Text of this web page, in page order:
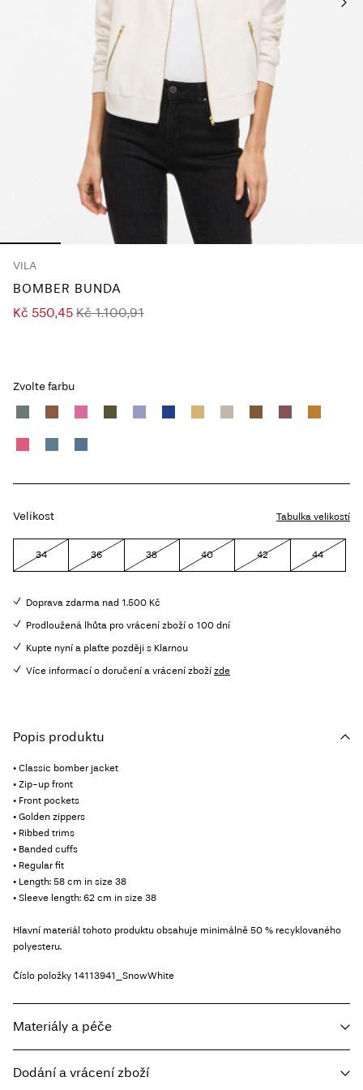
VILA
BOMBER BUNDA
Kč 550,45 Kč 1.100,91
Zvolte farbu
Velikost Tabulka velikostí
34 36 38 40 42 44
Doprava zdarma nad 1.500 Kč
Prodloužená lhůta pro vrácení zboží o 100 dní
Kupte nyní a plaťte později s Klarnou
Více informací o doručení a vrácení zboží zde
Popis produktu
• Classic bomber jacket
• Zip-up front
• Front pockets
• Golden zippers
• Ribbed trims
• Banded cuffs
• Regular fit
• Length: 58 cm in size 38
• Sleeve length: 62 cm in size 38
Hlavní materiál tohoto produktu obsahuje minimálně 50 % recyklovaného
polyesteru.
Číslo položky 14113941_SnowWhite
Materiály a péče
Dodání a vrácení zboží